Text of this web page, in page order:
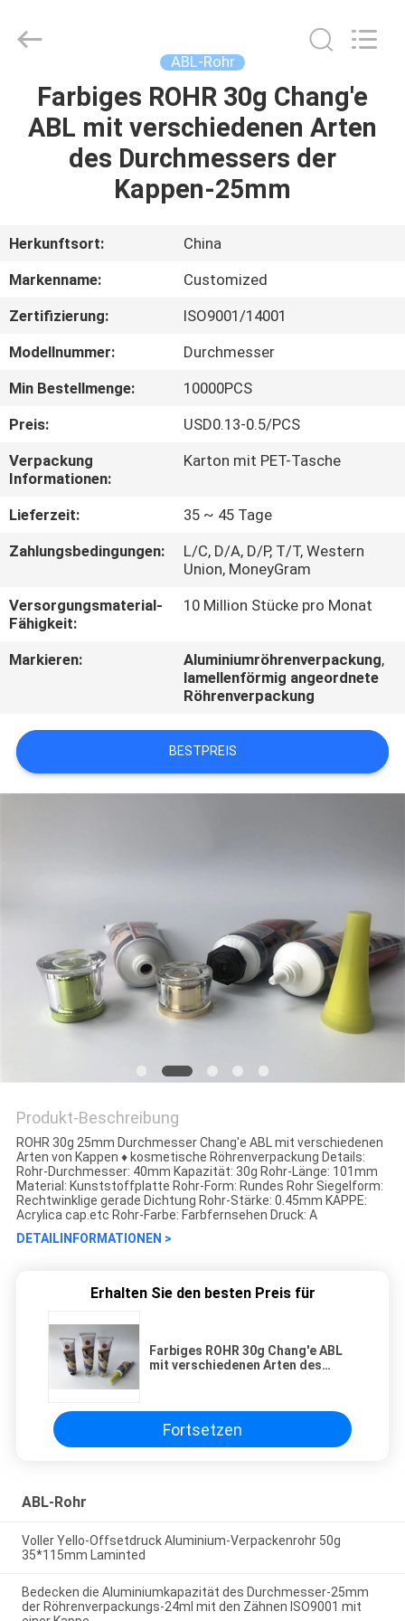
HAUS
PRODUKTE
UNS
AUSFLUG
QUALITÄTSKONTROLLE
TRETEN
SIE
MIT
UNS
VERBINDUNG
FORDERN
ZITAT
Copyright
Reserved.
ABL-Rohr
Farbiges ROHR 30g Chang'e
ABL mit verschiedenen Arten
des Durchmessers der
Kappen-25mm
Herkunftsort:
China
Markenname:
Customized
Zertifizierung:
ISO9001/14001
Modellnummer:
Durchmesser
Min Bestellmenge:
10000PCS
Preis:
USD0.13-0.5/PCS
Verpackung
Informationen:
Karton mit PET-Tasche
Lieferzeit:
35 ~ 45 Tage
Zahlungsbedingungen:
L/C, D/A, D/P, T/T, Western
Union, MoneyGram
Versorgungsmaterial-
Fähigkeit:
10 Million Stücke pro Monat
Markieren: Aluminiumröhrenverpackung,
lamellenförmig angeordnete
Röhrenverpackung
BESTPREIS
Produkt-Beschreibung
ROHR 30g 25mm Durchmesser Chang'e ABL mit verschiedenen
Arten von Kappen ♦ kosmetische Röhrenverpackung Details:
Rohr-Durchmesser: 40mm Kapazität: 30g Rohr-Länge: 101mm
Material: Kunststoffplatte Rohr-Form: Rundes Rohr Siegelform:
Rechtwinklige gerade Dichtung Rohr-Stärke: 0.45mm KAPPE:
Acrylica cap.etc Rohr-Farbe: Farbfernsehen Druck: A
DETAILINFORMATIONEN >
Erhalten Sie den besten Preis für
Farbiges ROHR 30g Chang'e ABL
mit verschiedenen Arten des
Fortsetzen
ABL-Rohr
Voller Yello-Offsetdruck Aluminium-Verpackenrohr 50g
35*115mm Laminted
Bedecken die Aluminiumkapazität des Durchmesser-25mm
der Röhrenverpackungs-24ml mit den Zähnen ISO9001 mit